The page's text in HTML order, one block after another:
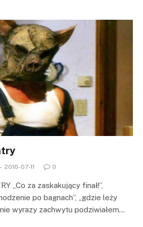
2016-07-11 0
„Co za zaskakujący finał!”,
po bagnach”, „gdzie leży
wyrazy zachwytu podziwiałem…